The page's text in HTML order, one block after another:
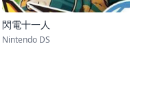
閃電十一人
Nintendo DS